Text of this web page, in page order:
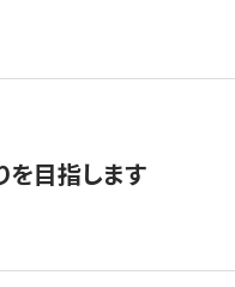
を目指します